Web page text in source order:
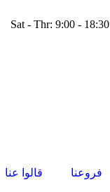
Sat - Thr: 9:00 - 18:30
فروعنا قالوا عنا